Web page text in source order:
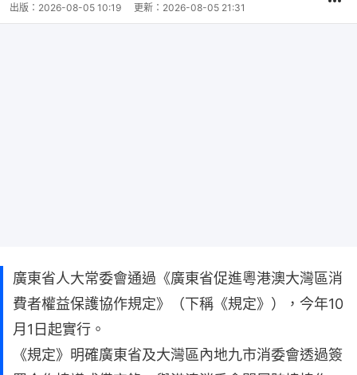
出版： 2026-08-05 10:19 更新： 2026-08-05 21:31
廣東省人大常委會通過《廣東省促進粵港澳大灣區消
費者權益保護協作規定》（下稱《規定》），今年10
月1日起實行。
《規定》明確廣東省及大灣區內地九市消委會透過簽